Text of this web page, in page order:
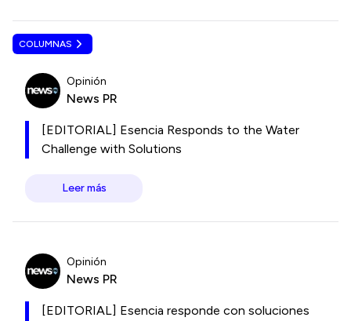
COLUMNAS
Opinión
News PR
[EDITORIAL] Esencia Responds to the Water
Challenge with Solutions
Leer más
Opinión
News PR
[EDITORIAL] Esencia responde con soluciones